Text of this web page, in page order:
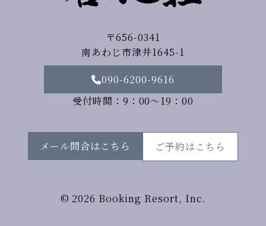
〒656-0341
南あわじ市津井1645-1
090-6200-9616
受付時間：9：00～19：00
メール問合はこちら ご予約はこちら
© 2026 Booking Resort, Inc.